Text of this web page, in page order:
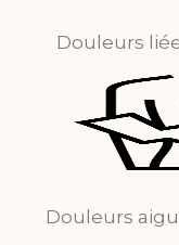
Douleurs
Douleurs